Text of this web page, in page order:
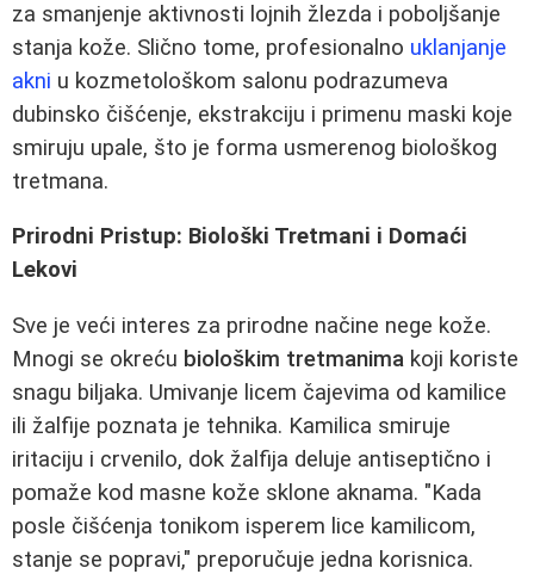
za smanjenje aktivnosti lojnih žlezda i poboljšanje
stanja kože. Slično tome, profesionalno uklanjanje
akni u kozmetološkom salonu podrazumeva
dubinsko čišćenje, ekstrakciju i primenu maski koje
smiruju upale, što je forma usmerenog biološkog
tretmana.
Prirodni Pristup: Biološki Tretmani i Domaći
Lekovi
Sve je veći interes za prirodne načine nege kože.
Mnogi se okreću biološkim tretmanima koji koriste
snagu biljaka. Umivanje licem čajevima od kamilice
ili žalfije poznata je tehnika. Kamilica smiruje
iritaciju i crvenilo, dok žalfija deluje antiseptično i
pomaže kod masne kože sklone aknama. "Kada
posle čišćenja tonikom isperem lice kamilicom,
stanje se popravi," preporučuje jedna korisnica.